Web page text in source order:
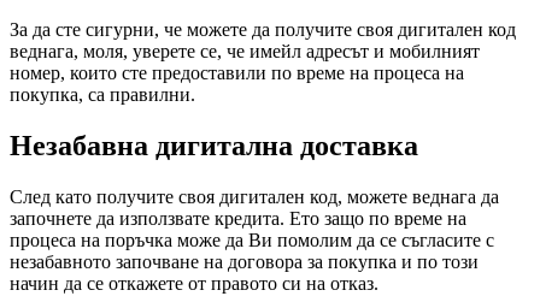
За да сте сигурни, че можете да получите своя дигитален код
веднага, моля, уверете се, че имейл адресът и мобилният
номер, които сте предоставили по време на процеса на
покупка, са правилни.
Незабавна дигитална доставка
След като получите своя дигитален код, можете веднага да
започнете да използвате кредита. Ето защо по време на
процеса на поръчка може да Ви помолим да се съгласите с
незабавното започване на договора за покупка и по този
начин да се откажете от правото си на отказ.